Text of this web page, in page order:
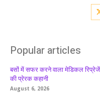
Popular articles
बसों में सफर करने वाला मेडिकल
की प्रेरक कहानी
August 6, 2026